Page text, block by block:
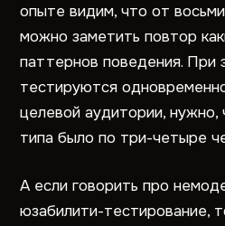
опыте видим, что от
можно заметить повтор
паттернов поведения. При
тестируются
целевой аудитории,
типа было по три-четыре
А если говорить про
юзабилити-тестирование,